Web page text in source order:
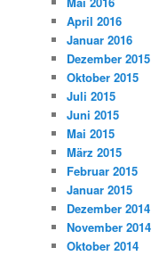
April 2016
Januar 2016
Dezember 2015
Oktober 2015
Juli 2015
Juni 2015
Mai 2015
März 2015
Februar 2015
Januar 2015
Dezember 2014
November 2014
Oktober 2014